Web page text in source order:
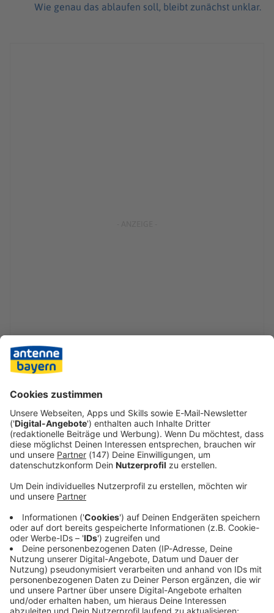
Wie genau das ablaufen soll, bleibt zunächst unklar.